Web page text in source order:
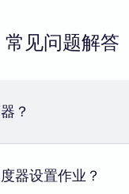
常见问题解答
？
收数据。这样，您无
器设置作业？